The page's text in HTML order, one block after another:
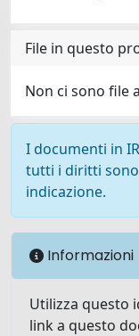
File in questo
Non ci sono file
I documenti in
tutti i diritti
indicazione.
Informazioni
Utilizza questo
link a questo